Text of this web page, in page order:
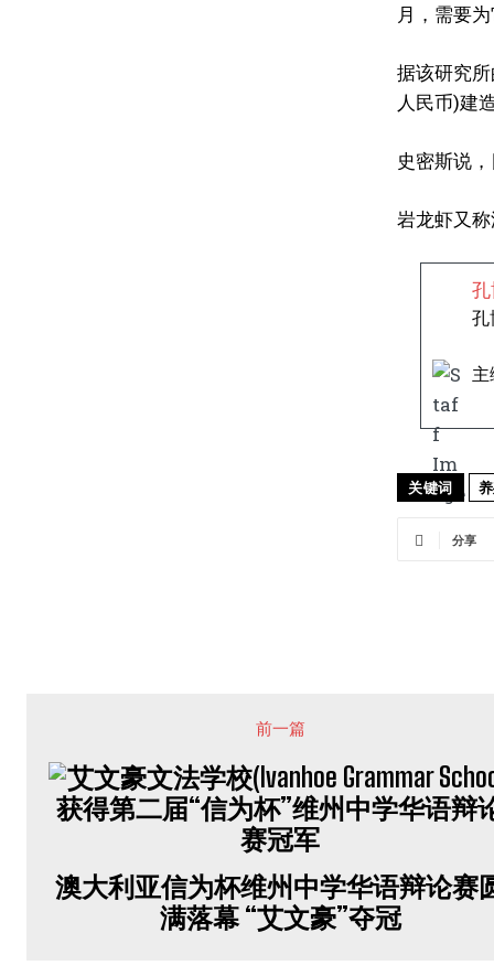
月，需要
据该研究
人民币)建
史密斯说
岩龙虾又
孔
主
关键词
分享
前一篇
澳大利亚信为杯维州中学华语辩论赛
满落幕 “艾文豪”夺冠